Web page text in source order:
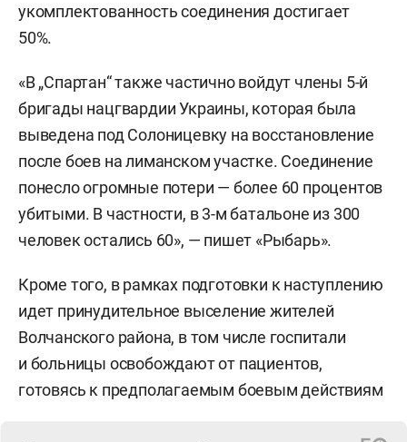
укомплектованность соединения достигает
50%.
«В „Спартан“ также частично войдут члены 5-й
бригады нацгвардии Украины, которая была
выведена под Солоницевку на восстановление
после боев на лиманском участке. Соединение
понесло огромные потери — более 60 процентов
убитыми. В частности, в 3-м батальоне из 300
человек остались 60», — пишет «Рыбарь».
Кроме того, в рамках подготовки к наступлению
идет принудительное выселение жителей
Волчанского района, в том числе госпитали
и больницы освобождают от пациентов,
готовясь к предполагаемым боевым действиям